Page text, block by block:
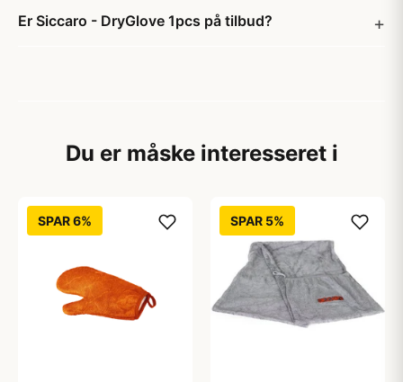
Er Siccaro - DryGlove 1pcs på tilbud?
Du er måske interesseret i
SPAR 6% SPAR 5%